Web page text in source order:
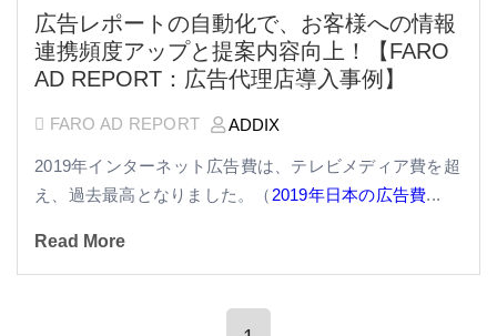
広告レポートの自動化で、お客様への情報
連携頻度アップと提案内容向上！【FARO
AD REPORT：広告代理店導入事例】
FARO AD REPORT ADDIX
2019年インターネット広告費は、テレビメディア費を超
え、過去最高となりました。（ 2019年日本の広告費...
Read More